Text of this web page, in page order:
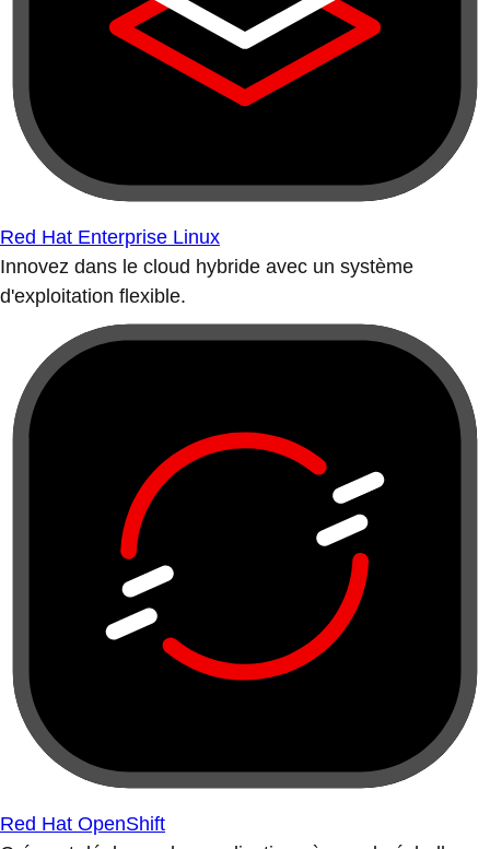
Red Hat Enterprise Linux
Innovez dans le cloud hybride avec un système
d'exploitation flexible.
Red Hat OpenShift